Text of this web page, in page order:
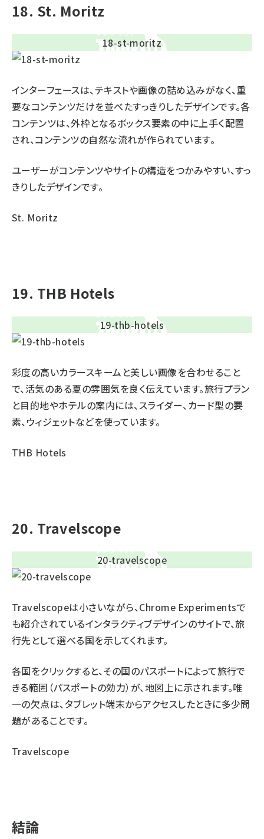
18. St. Moritz
インターフェースは、テキストや画像の詰め込みがなく、重
要なコンテンツだけを並べたすっきりしたデザインです。各
コンテンツは、外枠となるボックス要素の中に上手く配置
され、コンテンツの自然な流れが作られています。
ユーザーがコンテンツやサイトの構造をつかみやすい、すっ
きりしたデザインです。
St. Moritz
19. THB Hotels
彩度の高いカラースキームと美しい画像を合わせること
で、活気のある夏の雰囲気を良く伝えています。旅行プラン
と目的地やホテルの案内には、スライダー、カード型の要
素、ウィジェットなどを使っています。
THB Hotels
20. Travelscope
Travelscopeは小さいながら、Chrome Experimentsで
も紹介されているインタラクティブデザインのサイトで、旅
行先として選べる国を示してくれます。
各国をクリックすると、その国のパスポートによって旅行で
きる範囲（パスポートの効力）が、地図上に示されます。唯
一の欠点は、タブレット端末からアクセスしたときに多少問
題があることです。
Travelscope
結論